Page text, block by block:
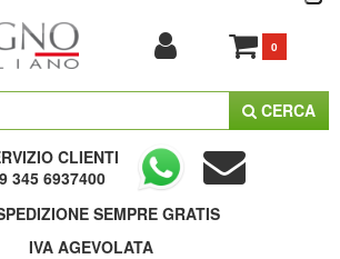
0
CERCA
CLIENTI
345 6937400
SEMPRE GRATIS
IVA AGEVOLATA